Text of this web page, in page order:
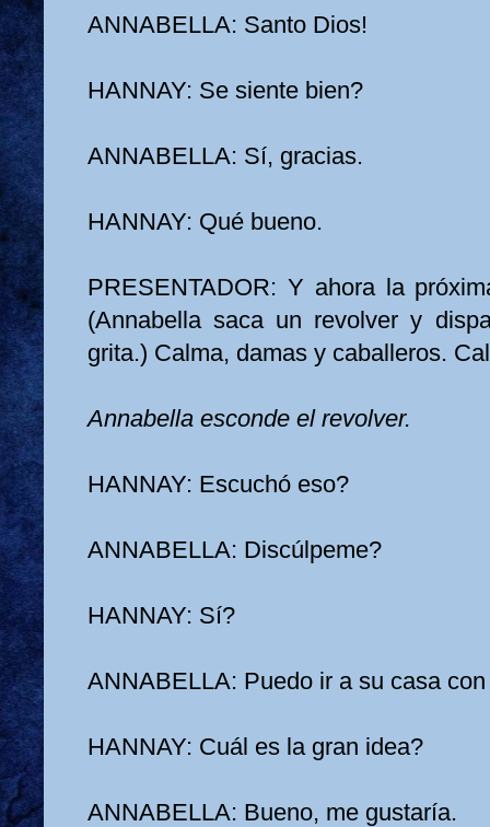
ANNABELLA: Santo Dios!
HANNAY: Se siente bien?
ANNABELLA: Sí, gracias.
HANNAY: Qué bueno.
PRESENTADOR: Y ahora la
(Annabella saca un revolver y
grita.) Calma, damas y caballeros.
Annabella esconde el revolver.
HANNAY: Escuchó eso?
ANNABELLA: Discúlpeme?
HANNAY: Sí?
ANNABELLA: Puedo ir a su casa
HANNAY: Cuál es la gran idea?
ANNABELLA: Bueno, me gustaría.